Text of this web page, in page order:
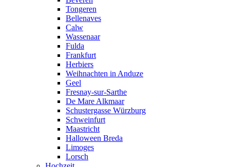
Tongeren
Bellenaves
Calw
Wassenaar
Fulda
Frankfurt
Herbiers
Weihnachten in Anduze
Geel
Fresnay-sur-Sarthe
De Mare Alkmaar
Schustergasse Würzburg
Schweinfurt
Maastricht
Halloween Breda
Limoges
Lorsch